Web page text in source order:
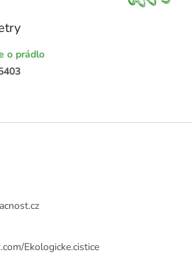
o prádlo
Ekologicke.cistice